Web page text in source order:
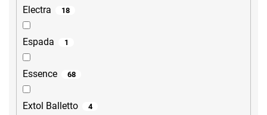
Electra 18
Espada 1
Essence 68
Extol Balletto 4